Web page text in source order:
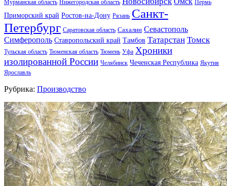
Мурманская область Нижегородская область Пермь
Приморский край Ростов-на-Дону Рязань Санкт-
Петербург Саратовская область Сахалин Севастополь
Симферополь Ставропольский край Тамбов Татарстан Томск
Тульская область Тюменская область Тюмень Уфа Хроники
изолированной России Челябинск Чеченская Республика Якутия
Ярославль
Рубрика: Производство